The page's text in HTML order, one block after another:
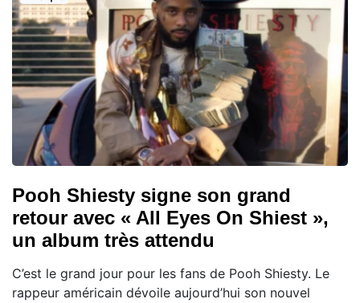
Pooh Shiesty signe son grand
retour avec « All Eyes On Shiest »,
un album très attendu
C’est le grand jour pour les fans de Pooh Shiesty. Le
rappeur américain dévoile aujourd’hui son nouvel